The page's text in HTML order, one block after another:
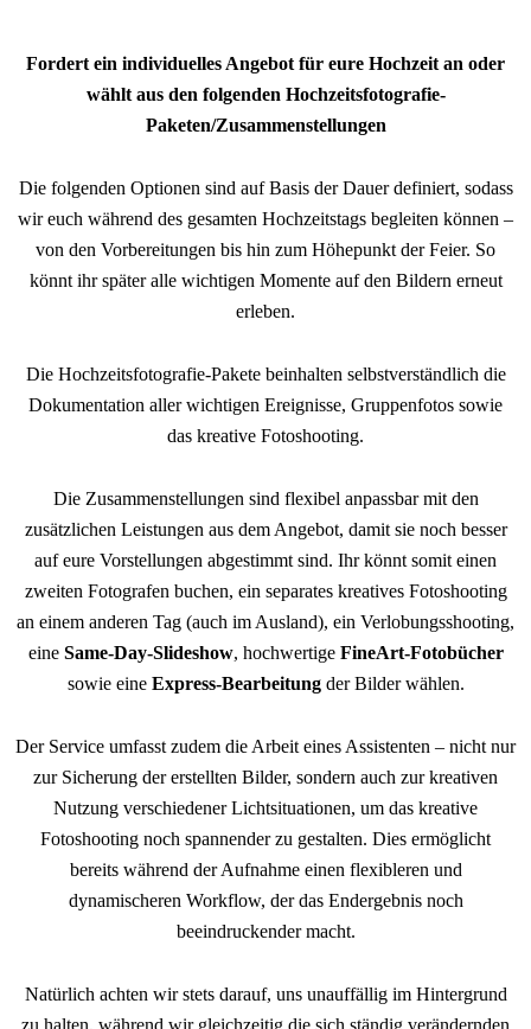
Fordert ein individuelles Angebot für eure Hochzeit an oder
wählt aus den folgenden Hochzeitsfotografie-
Paketen/Zusammenstellungen
Die folgenden Optionen sind auf Basis der Dauer definiert, sodass
wir euch während des gesamten Hochzeitstags begleiten können –
von den Vorbereitungen bis hin zum Höhepunkt der Feier. So
könnt ihr später alle wichtigen Momente auf den Bildern erneut
erleben.
Die Hochzeitsfotografie-Pakete beinhalten selbstverständlich die
Dokumentation aller wichtigen Ereignisse, Gruppenfotos sowie
das kreative Fotoshooting.
Die Zusammenstellungen sind flexibel anpassbar mit den
zusätzlichen Leistungen aus dem Angebot, damit sie noch besser
auf eure Vorstellungen abgestimmt sind. Ihr könnt somit einen
zweiten Fotografen buchen, ein separates kreatives Fotoshooting
an einem anderen Tag (auch im Ausland), ein Verlobungsshooting,
eine Same-Day-Slideshow, hochwertige FineArt-Fotobücher
sowie eine Express-Bearbeitungder Bilder wählen.
Der Service umfasst zudem die Arbeit eines Assistenten – nicht nur
zur Sicherung der erstellten Bilder, sondern auch zur kreativen
Nutzung verschiedener Lichtsituationen, um das kreative
Fotoshooting noch spannender zu gestalten. Dies ermöglicht
bereits während der Aufnahme einen flexibleren und
dynamischeren Workflow, der das Endergebnis noch
beeindruckender macht.
Natürlich achten wir stets darauf, uns unauffällig im Hintergrund
zu halten, während wir gleichzeitig die sich ständig verändernden